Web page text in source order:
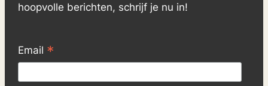
hoopvolle berichten, schrijf je nu in!
Email *